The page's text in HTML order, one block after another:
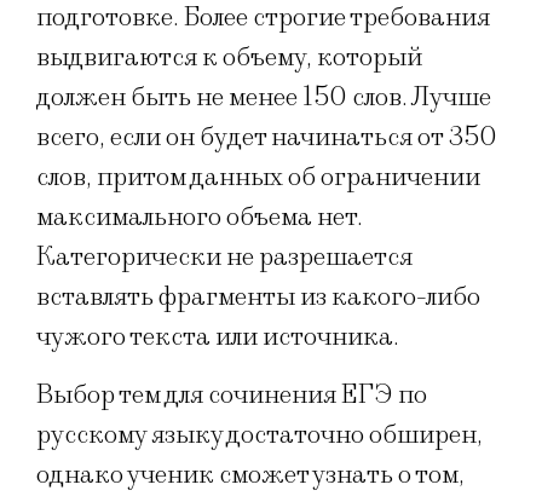
подготовке. Более строгие требования
выдвигаются к объему, который
должен быть не менее 150 слов. Лучше
всего, если он будет начинаться от 350
слов, притом данных об ограничении
максимального объема нет.
Категорически не разрешается
вставлять фрагменты из какого-либо
чужого текста или источника.
Выбор тем для сочинения ЕГЭ по
русскому языку достаточно обширен,
однако ученик сможет узнать о том,